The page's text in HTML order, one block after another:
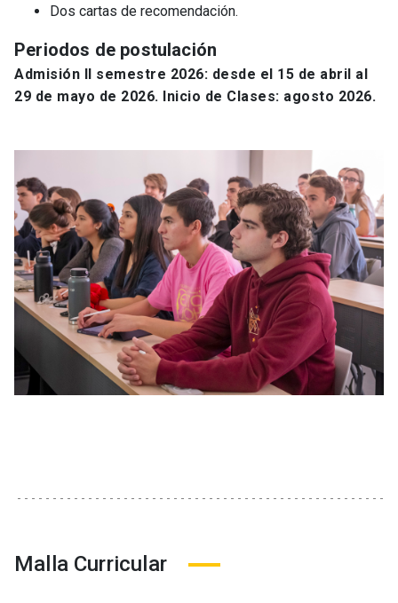
Dos cartas de recomendación.
Periodos de postulación
Admisión II semestre 2026: desde el 15 de abril al
29 de mayo de 2026. Inicio de Clases: agosto 2026.
Malla Curricular